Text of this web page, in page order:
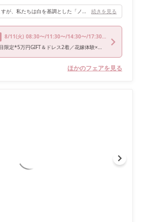
披露宴会場は2種類ありますが、私たちは白を基調とした「ノヴェルクリスタル」にしました。 ベースが白なのでどんなカラーも映え、カラフルにしたいという私たちの希望に合う会場でした。 高砂とゲストとの距離が近いのもよかったポイントです。 続きを見る
8/11(火) 08:30〜/11:30〜/14:30〜/17:30〜
祝日SP＼1件目限定*5万円GIFT＆ドレス2着／花嫁体験×三ツ星試食
ほかのフェアを見る